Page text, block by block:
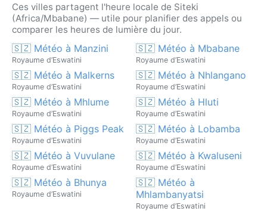
Ces villes partagent l'heure locale de Siteki
(Africa/Mbabane) — utile pour planifier des appels ou
comparer les heures de lumière du jour.
🇸🇿 Météo à Manzini
Royaume d’Eswatini
🇸🇿 Météo à Mbabane
Royaume d’Eswatini
🇸🇿 Météo à Malkerns
Royaume d’Eswatini
🇸🇿 Météo à Nhlangano
Royaume d’Eswatini
🇸🇿 Météo à Mhlume
Royaume d’Eswatini
🇸🇿 Météo à Hluti
Royaume d’Eswatini
🇸🇿 Météo à Piggs Peak
Royaume d’Eswatini
🇸🇿 Météo à Lobamba
Royaume d’Eswatini
🇸🇿 Météo à Vuvulane
Royaume d’Eswatini
🇸🇿 Météo à Kwaluseni
Royaume d’Eswatini
🇸🇿 Météo à Bhunya
Royaume d’Eswatini
🇸🇿 Météo à
Mhlambanyatsi
Royaume d’Eswatini